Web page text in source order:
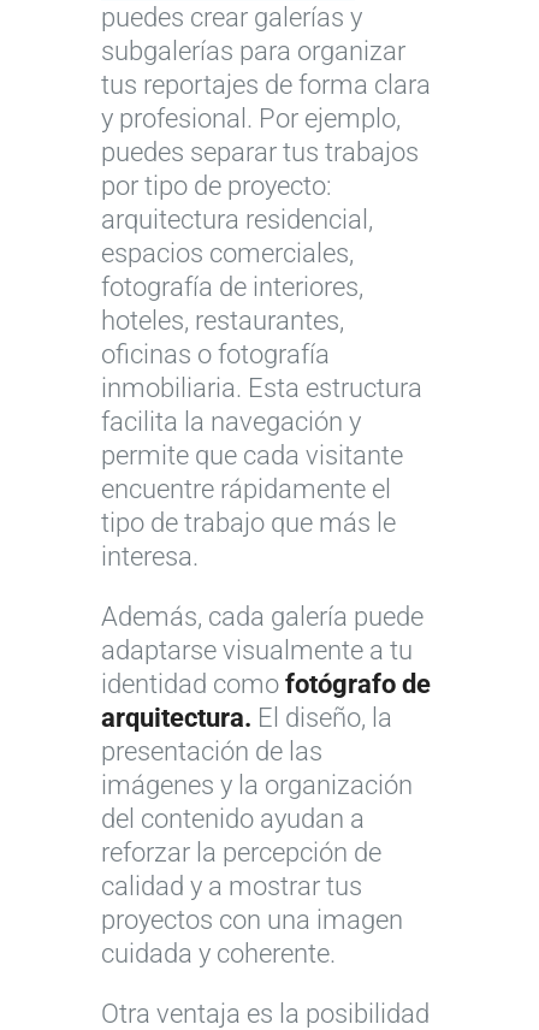
puedes crear galerías y
subgalerías para organizar
tus reportajes de forma clara
y profesional. Por ejemplo,
puedes separar tus trabajos
por tipo de proyecto:
arquitectura residencial,
espacios comerciales,
fotografía de interiores,
hoteles, restaurantes,
oficinas o fotografía
inmobiliaria. Esta estructura
facilita la navegación y
permite que cada visitante
encuentre rápidamente el
tipo de trabajo que más le
interesa.
Además, cada galería puede
adaptarse visualmente a tu
identidad como fotógrafo de
arquitectura. El diseño, la
presentación de las
imágenes y la organización
del contenido ayudan a
reforzar la percepción de
calidad y a mostrar tus
proyectos con una imagen
cuidada y coherente.
Otra ventaja es la posibilidad